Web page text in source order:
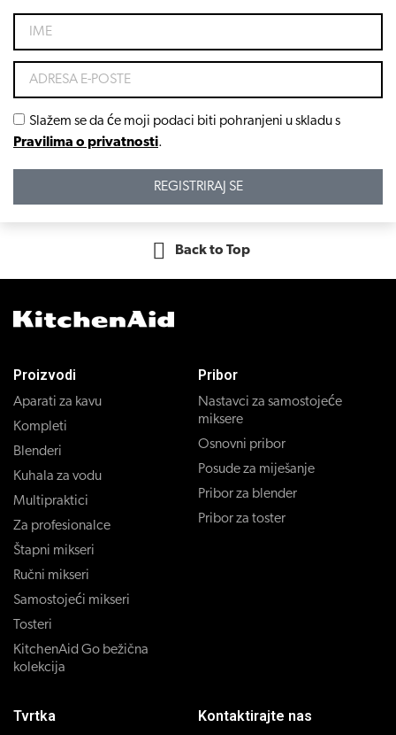
Slažem se da će moji podaci biti pohranjeni u skladu s
Pravilima o privatnosti.
REGISTRIRAJ SE
Back to Top
Proizvodi
Aparati za kavu
Kompleti
Blenderi
Kuhala za vodu
Multipraktici
Za profesionalce
Štapni mikseri
Ručni mikseri
Samostojeći mikseri
Tosteri
KitchenAid Go bežična
kolekcija
Pribor
Nastavci za samostojeće
miksere
Osnovni pribor
Posude za miješanje
Pribor za blender
Pribor za toster
Tvrtka Kontaktirajte nas